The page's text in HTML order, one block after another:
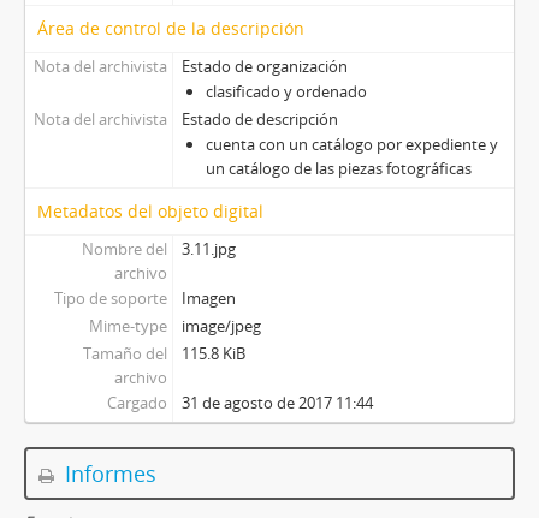
Área de control de la descripción
Nota del archivista
Estado de organización
clasificado y ordenado
Nota del archivista
Estado de descripción
cuenta con un catálogo por expediente y
un catálogo de las piezas fotográficas
Metadatos del objeto digital
Nombre del
archivo
3.11.jpg
Tipo de soporte
Imagen
Mime-type
image/jpeg
Tamaño del
archivo
115.8 KiB
Cargado 31 de agosto de 2017 11:44
Informes